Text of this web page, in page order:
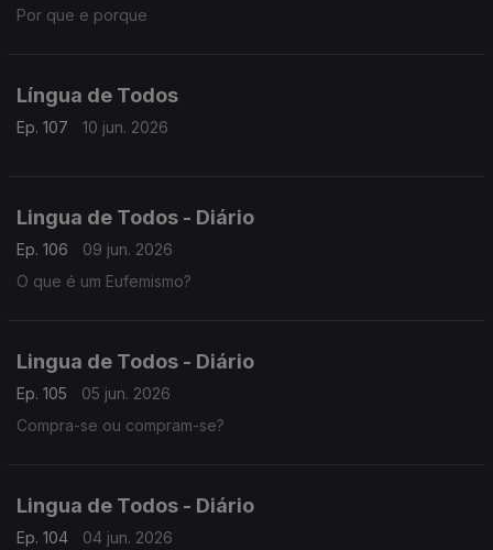
Por que e porque
Língua de Todos
Ep. 107 10 jun. 2026
Lingua de Todos - Diário
Ep. 106
09 jun. 2026
O que é um Eufemismo?
Lingua de Todos - Diário
Ep. 105
05 jun. 2026
Compra-se ou compram-se?
Lingua de Todos - Diário
Ep. 104 04 jun. 2026